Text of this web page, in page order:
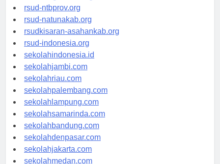
rsud-langsakota.org
rsud-ntbprov.org
rsud-natunakab.org
rsudkisaran-asahankab.org
rsud-indonesia.org
sekolahindonesia.id
sekolahjambi.com
sekolahriau.com
sekolahpalembang.com
sekolahlampung.com
sekolahsamarinda.com
sekolahbandung.com
sekolahdenpasar.com
sekolahjakarta.com